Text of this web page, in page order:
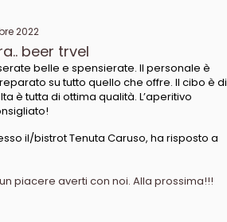
2022
beer trvel
belle e spensierate. Il personale è
su tutto quello che offre. Il cibo è di
è tutta di ottima qualità. L’aperitivo
il/bistrot Tenuta Caruso, ha risposto a
piacere averti con noi. Alla prossima!!!